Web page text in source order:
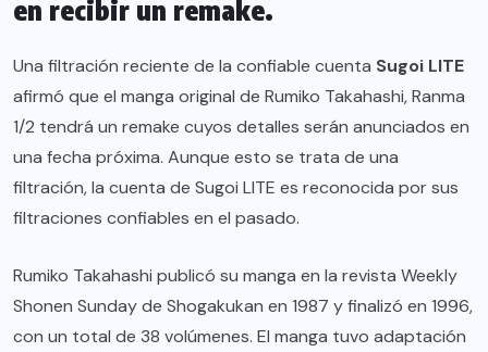
en recibir un remake.
Una filtración reciente de la confiable cuenta Sugoi LITE
afirmó que el manga original de Rumiko Takahashi, Ranma
1/2 tendrá un remake cuyos detalles serán anunciados en
una fecha próxima. Aunque esto se trata de una
filtración, la cuenta de Sugoi LITE es reconocida por sus
filtraciones confiables en el pasado.
Rumiko Takahashi publicó su manga en la revista Weekly
Shonen Sunday de Shogakukan en 1987 y finalizó en 1996,
con un total de 38 volúmenes. El manga tuvo adaptación